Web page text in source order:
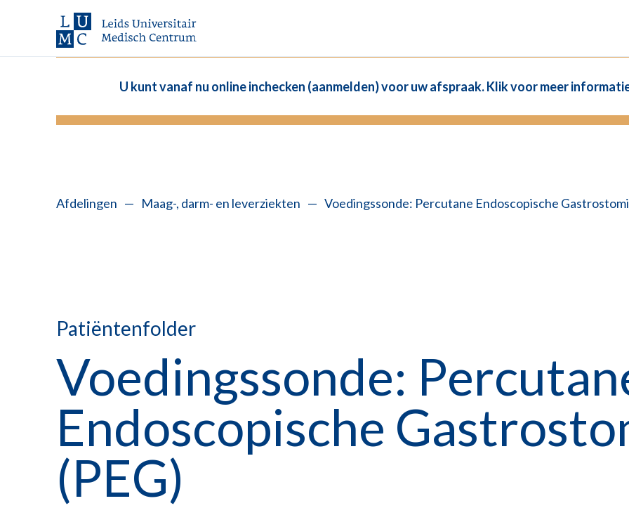
U kunt vanaf nu online inchecken (aanmelden) voor uw afspraak. Klik voor meer
Afdelingen — Maag-, darm- en leverziekten — Voedingssonde: Percutane Endoscopische
Patiëntenfolder
Voedingssonde:
Endoscopische
(PEG)